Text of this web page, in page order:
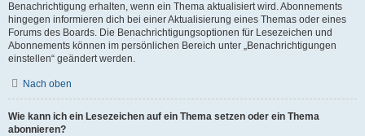
Benachrichtigung erhalten, wenn ein Thema aktualisiert wird. Abonnements
hingegen informieren dich bei einer Aktualisierung eines Themas oder eines
Forums des Boards. Die Benachrichtigungsoptionen für Lesezeichen und
Abonnements können im persönlichen Bereich unter „Benachrichtigungen
einstellen“ geändert werden.
Nach oben
Wie kann ich ein Lesezeichen auf ein Thema setzen oder ein Thema
abonnieren?